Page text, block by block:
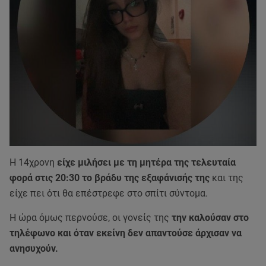
Η 14χρονη είχε μιλήσει με τη μητέρα της τελευταία
φορά στις 20:30 το βράδυ της εξαφάνισής της και της
είχε πει ότι θα επέστρεφε στο σπίτι σύντομα.
Η ώρα όμως περνούσε, οι γονείς της την καλούσαν στο
τηλέφωνο και όταν εκείνη δεν απαντούσε άρχισαν να
ανησυχούν.